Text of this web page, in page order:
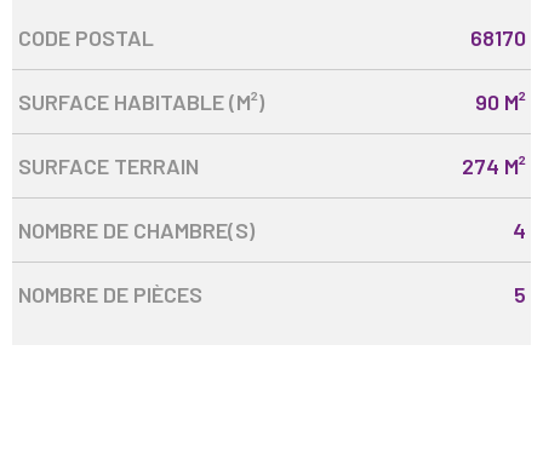
Caractérisque Valeurs
CODE POSTAL 68170
SURFACE HABITABLE (M²) 90 M²
SURFACE TERRAIN 274 M²
NOMBRE DE CHAMBRE(S) 4
NOMBRE DE PIÈCES 5